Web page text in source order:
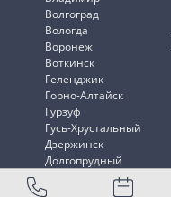
Волгоград
Вологда
Воронеж
Воткинск
Геленджик
Горно-Алтайск
Гурзуф
Гусь-Хрустальный
Дзержинск
Долгопрудный